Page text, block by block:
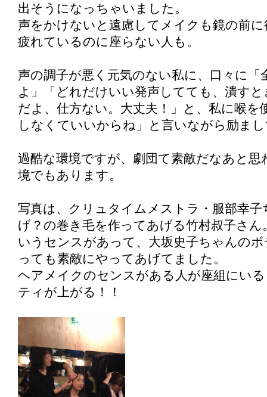
出そうになっちゃいました。
声をかけないと遠慮してメイクも鏡の前
疲れているのに座らない人も。
声の調子が悪く元気のない私に、口々に「
よ」「どれだけいい発声してても、潰す
だよ、仕方ない。大丈夫！」と、私に喉を
しなくていいからね」と言いながら励ま
過酷な環境ですが、劇団て素敵だなあと思
境でもあります。
写真は、クリュタイムメストラ・服部幸
げ？の巻き毛を作ってあげる竹村叔子さ
いうセンスがあって、大坂史子ちゃんの
っても素敵にやってあげてました。
ヘアメイクのセンスがある人が座組にい
ティが上がる！！